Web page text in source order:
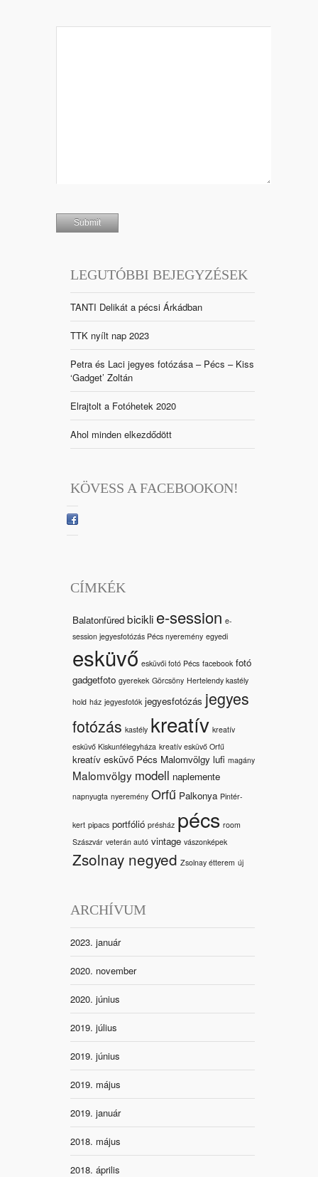
LEGUTÓBBI BEJEGYZÉSEK
TANTI Delikát a pécsi Árkádban
TTK nyílt nap 2023
Petra és Laci jegyes fotózása – Pécs – Kiss
‘Gadget’ Zoltán
Elrajtolt a Fotóhetek 2020
Ahol minden elkezdődött
KÖVESS A FACEBOOKON!
CÍMKÉK
Balatonfüred bicikli e-session e-
session jegyesfotózás Pécs nyeremény egyedi
esküvő esküvői fotó Pécs facebook fotó
gadgetfoto gyerekek Görcsöny Hertelendy kastély
hold ház jegyesfotók jegyesfotózás jegyes
fotózás kastély kreatív kreatív
esküvő Kiskunfélegyháza kreatív esküvő Orfű
kreatív esküvő Pécs Malomvölgy lufi magány
Malomvölgy modell naplemente
napnyugta nyeremény Orfű Palkonya Pintér-
kert pipacs portfólió présház pécs room
Szászvár veterán autó vintage vászonképek
Zsolnay negyed Zsolnay étterem új
ARCHÍVUM
2023. január
2020. november
2020. június
2019. július
2019. június
2019. május
2019. január
2018. május
2018. április